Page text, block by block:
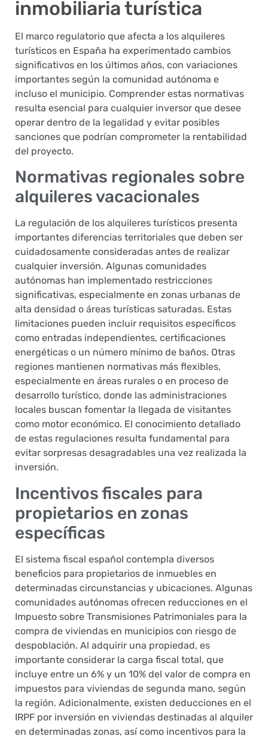
inmobiliaria turística
El marco regulatorio que afecta a los alquileres
turísticos en España ha experimentado cambios
significativos en los últimos años, con variaciones
importantes según la comunidad autónoma e
incluso el municipio. Comprender estas normativas
resulta esencial para cualquier inversor que desee
operar dentro de la legalidad y evitar posibles
sanciones que podrían comprometer la rentabilidad
del proyecto.
Normativas regionales sobre
alquileres vacacionales
La regulación de los alquileres turísticos presenta
importantes diferencias territoriales que deben ser
cuidadosamente consideradas antes de realizar
cualquier inversión. Algunas comunidades
autónomas han implementado restricciones
significativas, especialmente en zonas urbanas de
alta densidad o áreas turísticas saturadas. Estas
limitaciones pueden incluir requisitos específicos
como entradas independientes, certificaciones
energéticas o un número mínimo de baños. Otras
regiones mantienen normativas más flexibles,
especialmente en áreas rurales o en proceso de
desarrollo turístico, donde las administraciones
locales buscan fomentar la llegada de visitantes
como motor económico. El conocimiento detallado
de estas regulaciones resulta fundamental para
evitar sorpresas desagradables una vez realizada la
inversión.
Incentivos fiscales para
propietarios en zonas
específicas
El sistema fiscal español contempla diversos
beneficios para propietarios de inmuebles en
determinadas circunstancias y ubicaciones. Algunas
comunidades autónomas ofrecen reducciones en el
Impuesto sobre Transmisiones Patrimoniales para la
compra de viviendas en municipios con riesgo de
despoblación. Al adquirir una propiedad, es
importante considerar la carga fiscal total, que
incluye entre un 6% y un 10% del valor de compra en
impuestos para viviendas de segunda mano, según
la región. Adicionalmente, existen deducciones en el
IRPF por inversión en viviendas destinadas al alquiler
en determinadas zonas, así como incentivos para la